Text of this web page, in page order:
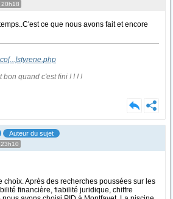
ce que nous avons fait et encore
[...]styrene.php
bon quand c'est fini ! ! ! !
Auteur du sujet
choix. Après des recherches poussées sur les
financière, fiabilité juridique, chiffre